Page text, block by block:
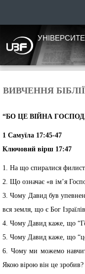
ВИВЧЕННЯ
“БО ЦЕ ВІЙНА
1 Самуїла 17:45-47
Ключовий вірш 17:47
1. На що спиралися
2. Що означає «в ім’я
3. Чому Давид був
вся земля, що є Бог
4. Чому Давид каже, що
5. Чому Давид каже, що “це
6. Чому ми можемо
Якою вірою він це зробив?